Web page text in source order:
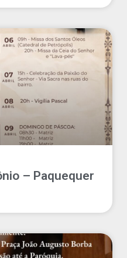
– Paquequer